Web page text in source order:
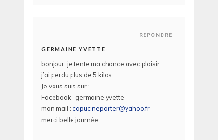
REPONDRE
GERMAINE YVETTE
bonjour, je tente ma chance avec plaisir.
j’ai perdu plus de 5 kilos
Je vous suis sur :
Facebook : germaine yvette
mon mail : capucineporter@yahoo.fr
merci belle journée.